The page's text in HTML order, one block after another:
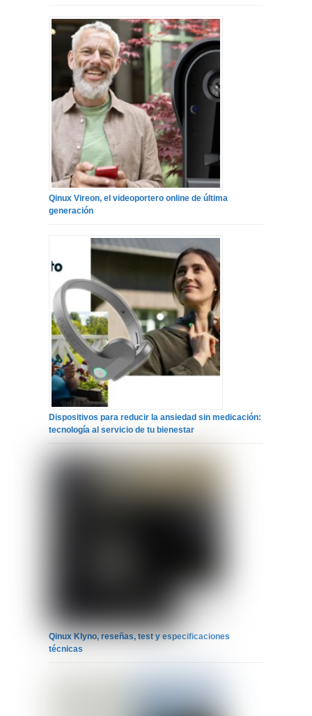
Qinux Vireon, el videoportero online de última
generación
Dispositivos para reducir la ansiedad sin medicación:
tecnología al servicio de tu bienestar
Qinux Klyno, reseñas, test y especificaciones
técnicas